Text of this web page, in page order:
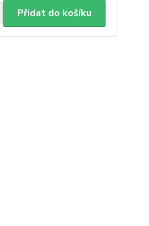
Přidat do košíku